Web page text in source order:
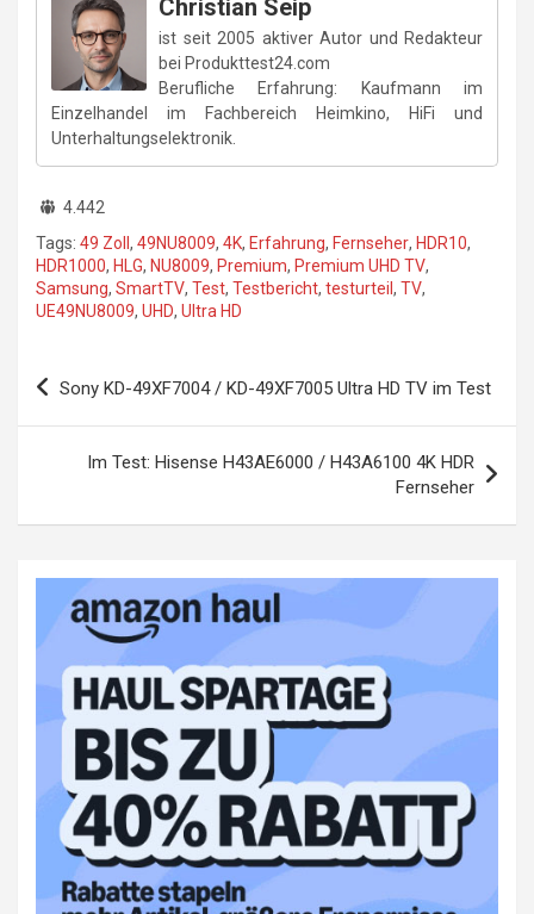
Christian Seip
ist seit 2005 aktiver Autor und Redakteur
bei Produkttest24.com
Berufliche Erfahrung: Kaufmann im
Einzelhandel im Fachbereich Heimkino, HiFi und
Unterhaltungselektronik.
4.442
Tags: 49 Zoll , 49NU8009, 4K, Erfahrung, Fernseher, HDR10,
HDR1000, HLG, NU8009, Premium, Premium UHD TV,
Samsung, SmartTV, Test, Testbericht, testurteil , TV,
UE49NU8009, UHD, Ultra HD
Beitragsnavigation
Sony KD-49XF7004 / KD-49XF7005 Ultra HD TV im Test
Im Test: Hisense H43AE6000 / H43A6100 4K HDR
Fernseher